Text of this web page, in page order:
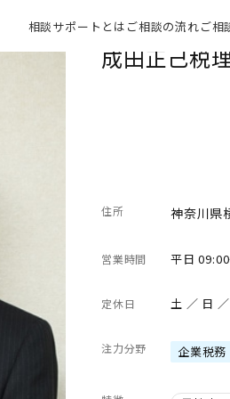
相談サポートとは ご相談の流れご相
成田正己税
住所 神奈川県
営業時間 平日
定休日 土 ／ 日
注力分野 企業税務